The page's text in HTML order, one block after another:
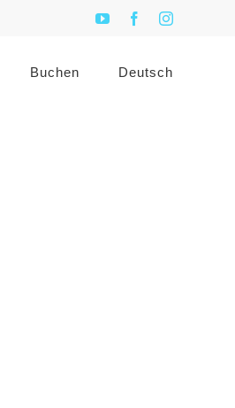
YouTubeFacebookInstagram
Buchen Deutsch